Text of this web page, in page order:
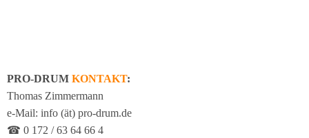
PRO-DRUM KONTAKT:
Thomas Zimmermann
e-Mail: info (ät) pro-drum.de
☎ 0 172 / 63 64 66 4